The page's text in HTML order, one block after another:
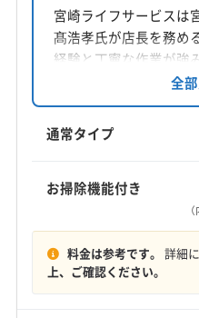
宮崎県東諸県郡国富町森
対応地域
えびの市
小林市
西都市 都城市
児湯郡高鍋町
西臼杵郡高千穂町
東臼杵郡
東臼杵郡門川町
東諸県郡
北諸県郡三股町
月曜日〜金曜日 8:00〜
日 祝日 応相談
宮崎ライフサービスは
髙浩孝氏が店長を務め
経験と丁寧な作業が強
地域外でも柔軟に対応
を使用し、エアコンを
す。防カビ・抗菌コー
全
通常タイプ
お掃除機能付き
料金は参考です。 詳細
上、ご確認ください。